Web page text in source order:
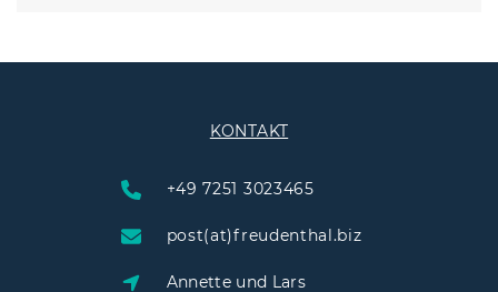
KONTAKT
+49 7251 3023465
post(at)freudenthal.biz
Annette und Lars